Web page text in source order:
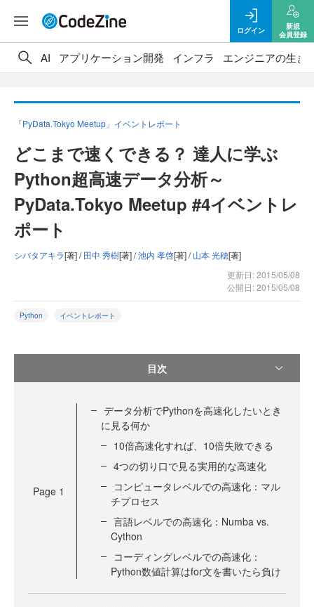
ログイン
新規
会員登録
AI アプリケーション開発 インフラ エンジニアの生き
「PyData.Tokyo Meetup」イベントレポート
どこまで速くできる？ 達人に学ぶ
Python超高速データ分析～
PyData.Tokyo Meetup #4イベントレ
ポート
シバタアキラ[著] /田中 秀樹[著] /池内 孝啓[著] /山本 光穂[著]
更新日: 2015/05/08
公開日: 2015/05/08
Python イベントレポート
目次
Page 1
データ分析でPythonを高速化したいとき
に見る何か
10倍高速化すれば、10倍失敗できる
4つの切り口で見る実用的な高速化
コンピュータレベルでの高速化：マル
チプロセス
言語レベルでの高速化：Numba vs.
Cython
コーディングレベルでの高速化：
Python数値計算はfor文を書いたら負け